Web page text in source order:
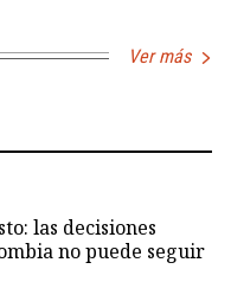
Ver más
las decisiones
no puede seguir